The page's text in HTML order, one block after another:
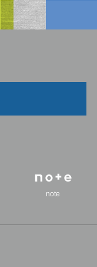
note